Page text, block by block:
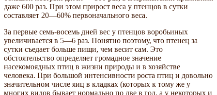
даже 600 раз. При этом прирост веса у птенцов в сутки
составляет 20—60% первоначального веса.
За первые семь-восемь дней вес у птенцов воробьиных
увеличивается в 5—6 раз. Понятно поэтому, что птенец за
сутки съедает больше пищи, чем весит сам. Это
обстоятельство определяет громадное значение
насекомоядных птиц в жизни природы и в хозяйстве
человека. При большой интенсивности роста птиц и довольно
значительном числе яиц в кладках (которых к тому же у
многих видов бывает нормально по две в год, а у некоторых и